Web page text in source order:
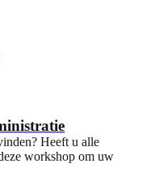
Heeft u alle
workshop om uw